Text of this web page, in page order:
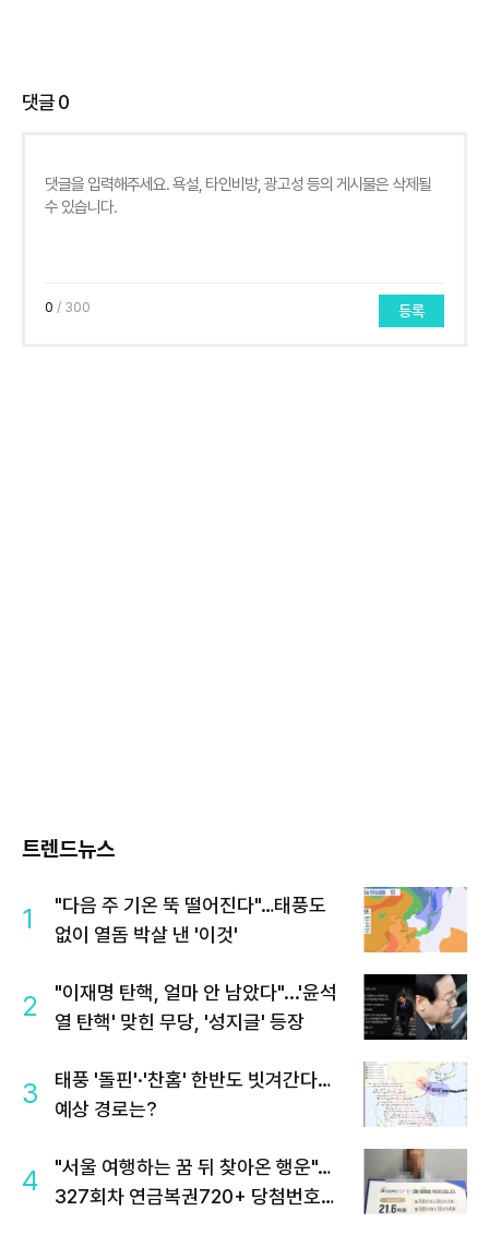
댓글0
0 / 300 등록
트렌드뉴스
1
"다음 주 기온 뚝 떨어진다"…태풍도
없이 열돔 박살 낸 '이것'
2
"이재명 탄핵, 얼마 안 남았다"...'윤석
열 탄핵' 맞힌 무당, '성지글' 등장
3
태풍 '돌핀'·'찬홈' 한반도 빗겨간다…
예상 경로는?
4
"서울 여행하는 꿈 뒤 찾아온 행운"…
327회차 연금복권720+ 당첨번호조